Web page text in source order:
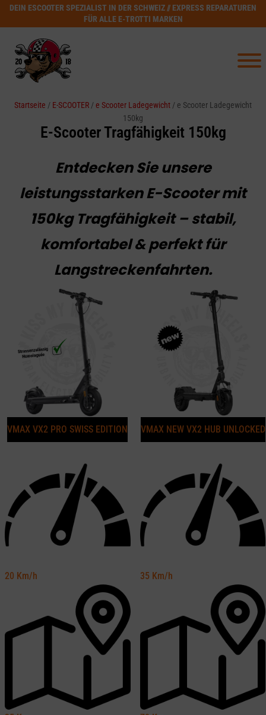
DEIN ESCOOTER SPEZIALIST IN DER SCHWEIZ // EXPRESS REPARATUREN
FÜR ALLE E-TROTTI MARKEN
Startseite / E-SCOOTER /e Scooter Ladegewicht / e Scooter Ladegewicht
150kg
E-Scooter Tragfähigkeit 150kg
Entdecken Sie unsere
leistungsstarken E-Scooter mit
150kg Tragfähigkeit – stabil,
komfortabel & perfekt für
Langstreckenfahrten.
VMAX VX2 PRO SWISS EDITION
20 Km/h
VMAX NEW VX2 HUB UNLOCKED
35 Km/h